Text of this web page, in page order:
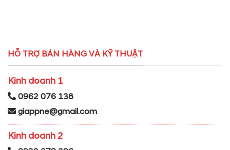
HỖ TRỢ BÁN HÀNG VÀ KỸ THUẬT
Kinh doanh 1
0962 076 138
giappne@gmail.com
Kinh doanh 2